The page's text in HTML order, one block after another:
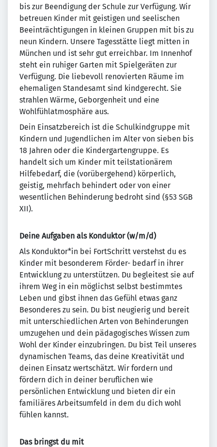
bis zur Beendigung der Schule zur Verfügung. Wir
betreuen Kinder mit geistigen und seelischen
Beeinträchtigungen in kleinen Gruppen mit bis zu
neun Kindern. Unsere Tagesstätte liegt mitten in
München und ist sehr gut erreichbar. Im Innenhof
steht ein ruhiger Garten mit Spielgeräten zur
Verfügung. Die liebevoll renovierten Räume im
ehemaligen Standesamt sind kindgerecht. Sie
strahlen Wärme, Geborgenheit und eine
Wohlfühlatmosphäre aus.
Dein Einsatzbereich ist die Schulkindgruppe mit
Kindern und Jugendlichen im Alter von sieben bis
18 Jahren oder die Kindergartengruppe. Es
handelt sich um Kinder mit teilstationärem
Hilfebedarf, die (vorübergehend) körperlich,
geistig, mehrfach behindert oder von einer
wesentlichen Behinderung bedroht sind (§53 SGB
XII).
Deine Aufgaben als Konduktor (w/m/d)
Als Konduktor*in bei FortSchritt verstehst du es
Kinder mit besonderem Förder- bedarf in ihrer
Entwicklung zu unterstützen. Du begleitest sie auf
ihrem Weg in ein möglichst selbst bestimmtes
Leben und gibst ihnen das Gefühl etwas ganz
Besonderes zu sein. Du bist neugierig und bereit
mit unterschiedlichen Arten von Behinderungen
umzugehen und dein pädagogisches Wissen zum
Wohl der Kinder einzubringen. Du bist Teil unseres
dynamischen Teams, das deine Kreativität und
deinen Einsatz wertschätzt. Wir fordern und
fördern dich in deiner beruflichen wie
persönlichen Entwicklung und bieten dir ein
familiäres Arbeitsumfeld in dem du dich wohl
fühlen kannst.
Das bringst du mit